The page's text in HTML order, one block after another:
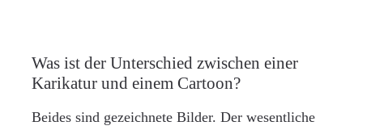
Was ist der Unterschied zwischen einer
Karikatur und einem Cartoon?
Beides sind gezeichnete Bilder. Der wesentliche